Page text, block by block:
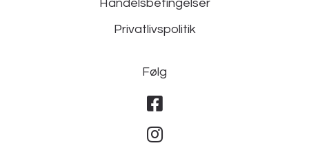
Handelsbetingelser
Privatlivspolitik
Følg